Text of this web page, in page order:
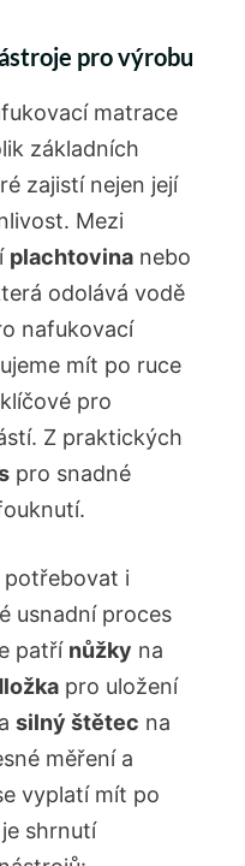
pro výrobu
matrace
základních
zajistí nejen její
Mezi
plachtovina nebo
odolává vodě
nafukovací
mít po ruce
pro
Z praktických
pro snadné
potřebovat i
usnadní proces
patří nůžky na
pro uložení
silný štětec na
měření a
vyplatí mít po
shrnutí